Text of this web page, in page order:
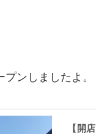
ンしましたよ。
【開